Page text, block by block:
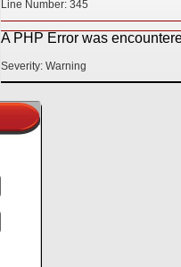
Line Number: 345
A PHP Error was
Severity: Warning